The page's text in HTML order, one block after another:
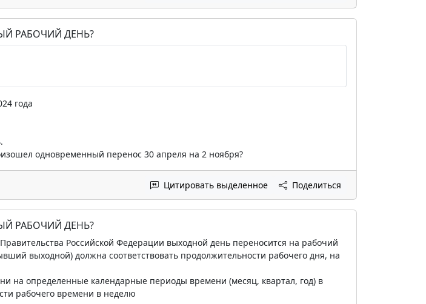
РАБОЧИЙ ДЕНЬ?
года
одновременный перенос 30 апреля на 2 ноября?
Цитировать выделенное Поделиться
РАБОЧИЙ ДЕНЬ?
Российской Федерации выходной день переносится на рабочий
выходной) должна соответствовать продолжительности рабочего дня, на
на определенные календарные периоды времени (месяц, квартал, год) в
рабочего времени в неделю